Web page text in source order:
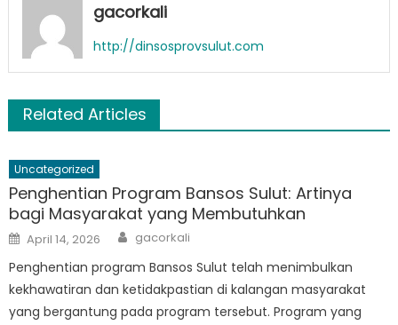
gacorkali
http://dinsosprovsulut.com
Related Articles
Uncategorized
Penghentian Program Bansos Sulut: Artinya
bagi Masyarakat yang Membutuhkan
Posted
on
April 14, 2026 Author
gacorkali
Penghentian program Bansos Sulut telah menimbulkan
kekhawatiran dan ketidakpastian di kalangan masyarakat
yang bergantung pada program tersebut. Program yang